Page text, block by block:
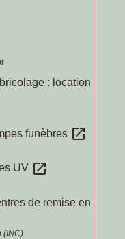
: location
funèbres open_in_new
UV open_in_new
de remise en
(INC)